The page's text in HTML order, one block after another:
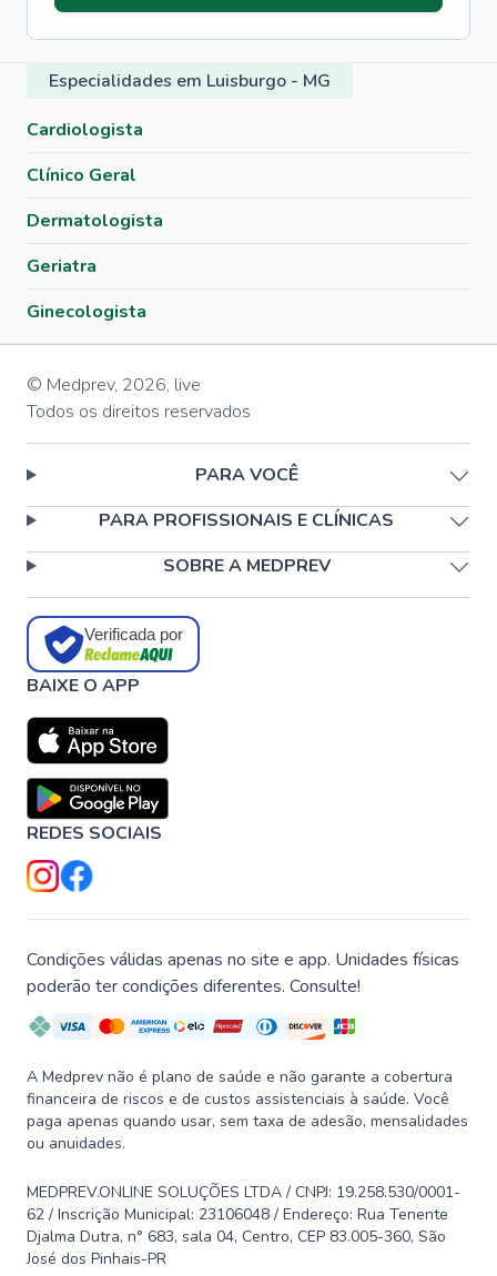
Especialidades em Luisburgo - MG
Cardiologista
Clínico Geral
Dermatologista
Geriatra
Ginecologista
© Medprev, 2026, live
Todos os direitos reservados
PARA VOCÊ
PARA PROFISSIONAIS E CLÍNICAS
SOBRE A MEDPREV
Verificada por
BAIXE O APP
REDES SOCIAIS
Condições válidas apenas no site e app. Unidades físicas
poderão ter condições diferentes. Consulte!
A Medprev não é plano de saúde e não garante a cobertura
financeira de riscos e de custos assistenciais à saúde. Você
paga apenas quando usar, sem taxa de adesão, mensalidades
ou anuidades.
MEDPREV.ONLINE SOLUÇÕES LTDA / CNPJ: 19.258.530/0001-
62 / Inscrição Municipal: 23106048 / Endereço: Rua Tenente
Djalma Dutra, n° 683, sala 04, Centro, CEP 83.005-360, São
José dos Pinhais-PR